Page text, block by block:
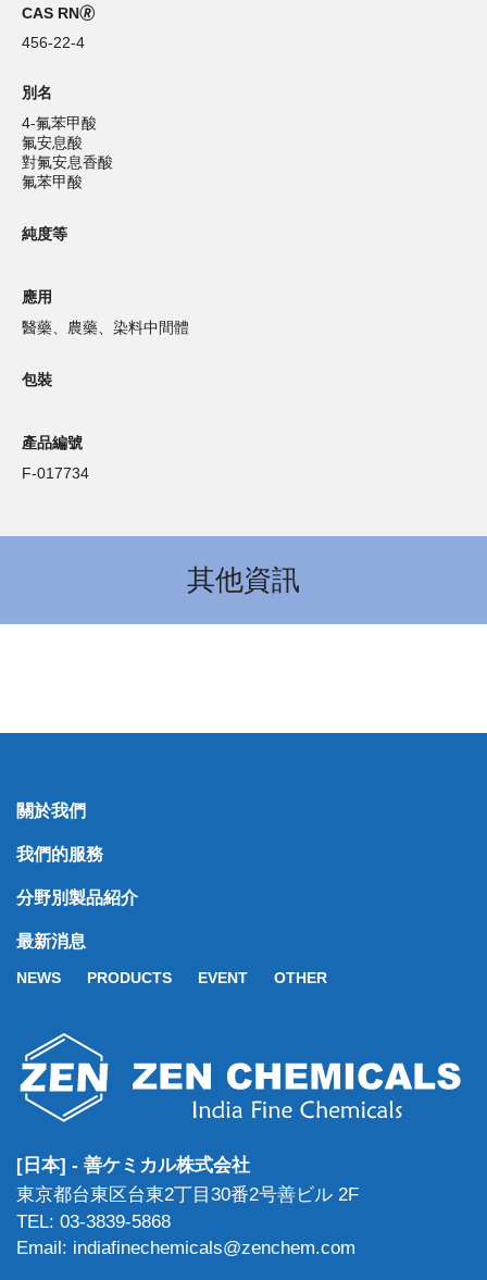
CAS RN🄬
456-22-4
別名
4-氟苯甲酸
氟安息酸
對氟安息香酸
氟苯甲酸
純度等
應用
醫藥、農藥、染料中間體
包裝
產品編號
F-017734
其他資訊
關於我們
我們的服務
分野別製品紹介
最新消息
NEWS PRODUCTS EVENT OTHER
[日本] - 善ケミカル株式会社
東京都台東区台東2丁目30番2号善ビル 2F
TEL: 03-3839-5868
Email: indiafinechemicals@zenchem.com